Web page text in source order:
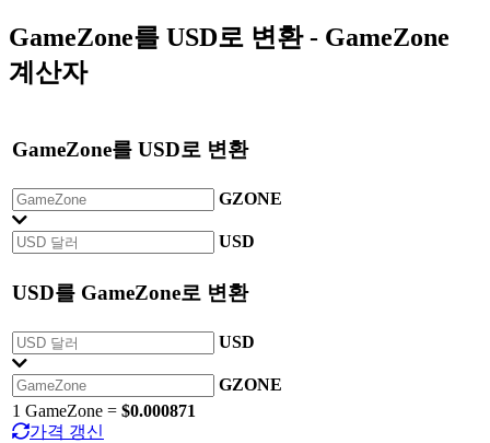
GameZone를 USD로 변환 - GameZone
계산자
GameZone를 USD로 변환
GZONE
USD
USD를 GameZone로 변환
USD
GZONE
1 GameZone = $0.000871
가격 갱신